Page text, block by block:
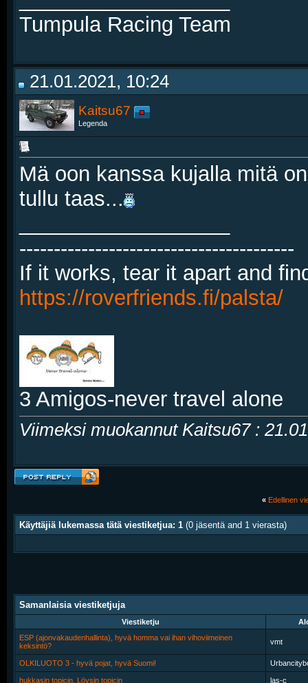
Tumpula Racing Team
21.01.2021, 10:24
Kaitsu67
Legenda
Mä oon kanssa kujalla mitä
tullu taas...
----------------------------------------
If it works, tear it apart and
https://roverfriends.fi/palsta/
3 Amigos-never travel alone
Viimeksi muokannut Kaitsu67 :
« Edellinen
Käyttäjiä lukemassa tätä viestiketjua: 1 (0 jäsentä and 1 vierasta)
Samanlaisia viestiketjuja
Viestiketju
ESP (ajonvakaudenhallinta), hyvä homma vai ihan vihoviimeinen
keksintö?
vmt
OLKILUOTO 3 - hyvä pojat, hyvä Suomi!
hukkasin topicin, Löysin topicin las-c